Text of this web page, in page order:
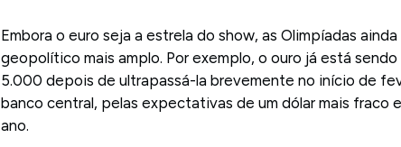
Embora o euro seja a estrela do show, as Olimpíadas
geopolítico mais amplo. Por exemplo, o ouro já está
5.000 depois de ultrapassá-la brevemente no início de
banco central, pelas expectativas de um dólar mais fraco
ano.